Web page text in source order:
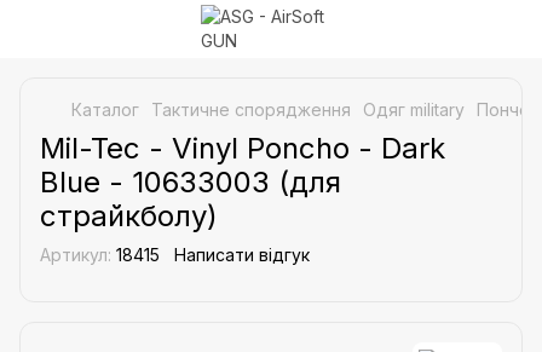
Каталог Тактичне спорядження Одяг military Пончо
Mil-Tec - Vinyl Poncho - Dark
Blue - 10633003 (для
страйкболу)
Артикул: 18415 Написати відгук